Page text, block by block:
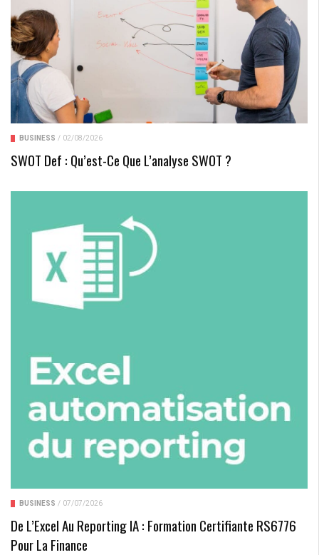
BUSINESS / 02/08/2026
SWOT Def : Qu’est-Ce Que L’analyse SWOT ?
BUSINESS / 07/07/2026
De L’Excel Au Reporting IA : Formation Certifiante RS6776
Pour La Finance